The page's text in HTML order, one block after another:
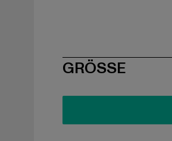
SIZE
GRÖSSE